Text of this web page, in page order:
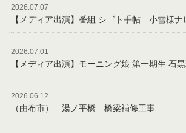
2026.07.07
【メディア出演】番組 シゴト手帖 小雪様ナ
2026.07.01
【メディア出演】モーニング娘 第一期生 石
2026.06.12
（由布市） 湯ノ平橋 橋梁補修工事